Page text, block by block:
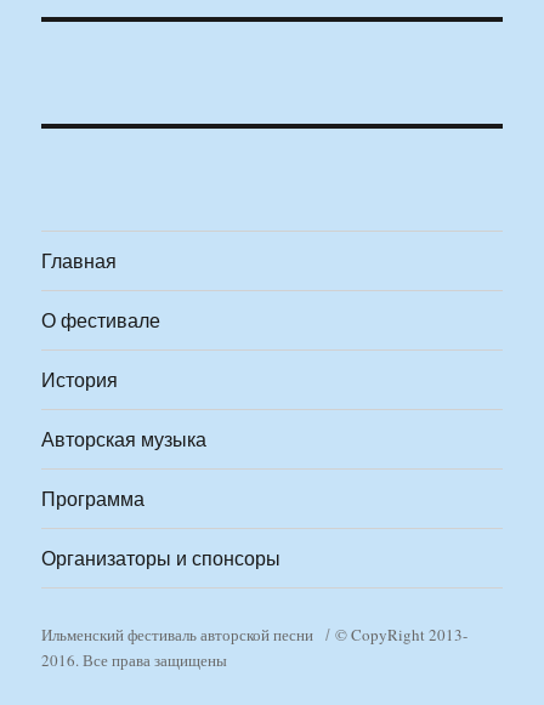
Главная
О фестивале
История
Авторская музыка
Программа
Организаторы и спонсоры
Ильменский фестиваль авторской песни
© CopyRight 2013-
2016. Все права защищены